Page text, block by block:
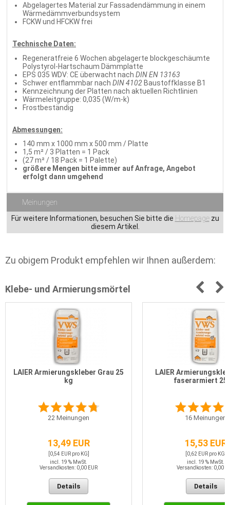
Abgelagertes Material zur Fassadendämmung in einem
Wärmedämmverbundsystem
FCKW und HFCKW frei
Technische Daten:
Regeneratfreie 6 Wochen abgelagerte blockgeschäumte
Polystyrol-Hartschaum Dämmplatte
EPS 035 WDV: CE überwacht nach DIN EN 13163
Schwer entflammbar nach DIN 4102 Baustoffklasse B1
Kennzeichnung der Platten nach aktuellen Richtlinien
Wärmeleitgruppe: 0,035 (W/m-k)
Frostbeständig
Abmessungen:
140 mm x 1000 mm x 500 mm / Platte
1,5 m² / 3 Platten = 1 Pack
(27 m² / 18 Pack = 1 Palette)
größere Mengen bitte immer auf Anfrage, Angebot
erfolgt dann umgehend
Meinungen
Für weitere Informationen, besuchen Sie bitte die Homepagezu
diesem Artikel.
Zu obigem Produkt empfehlen wir Ihnen außerdem:
Klebe- und Armierungsmörtel
LAIER Armierungskleber Grau 25
kg
22 Meinungen
13,49 EUR
[0,54 EUR pro KG]
incl. 19 % MwSt.
Versandkosten: 0,00 EUR
Details
LAIER
faserarmiert 25
16 Meinungen
15,53 EUR
[0,62 EUR pro KG]
incl. 19 % MwSt.
Versandkosten: 0,00
Details